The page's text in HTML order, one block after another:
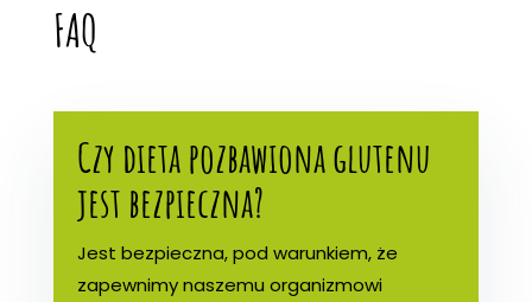
FAQ
Czy dieta pozbawiona glutenu
jest bezpieczna?
Jest bezpieczna, pod warunkiem, że
zapewnimy naszemu organizmowi